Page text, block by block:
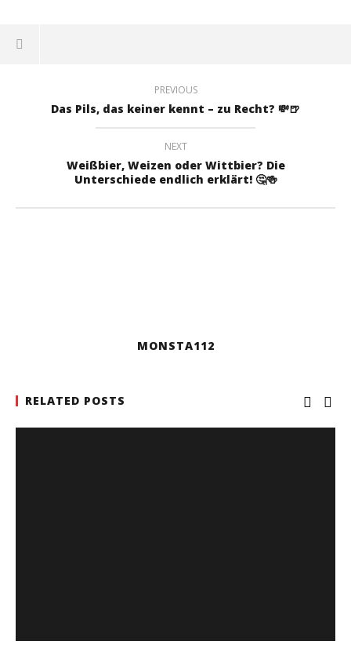
PREVIOUS
Das Pils, das keiner kennt – zu Recht? 💸🍺
NEXT
Weißbier, Weizen oder Wittbier? Die
Unterschiede endlich erklärt! 🤔🍻
MONSTA112
RELATED POSTS